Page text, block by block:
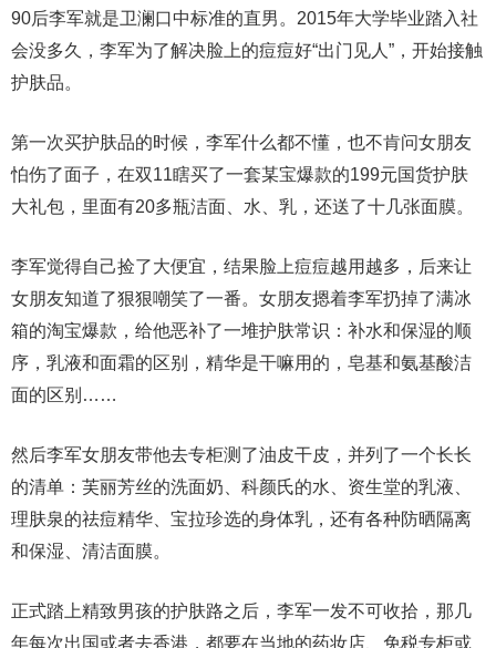
90后李军就是卫澜口中标准的直男。2015年大学毕业踏入社
会没多久，李军为了解决脸上的痘痘好“出门见人”，开始接触
护肤品。
第一次买护肤品的时候，李军什么都不懂，也不肯问女朋友
怕伤了面子，在双11瞎买了一套某宝爆款的199元国货护肤
大礼包，里面有20多瓶洁面、水、乳，还送了十几张面膜。
李军觉得自己捡了大便宜，结果脸上痘痘越用越多，后来让
女朋友知道了狠狠嘲笑了一番。女朋友摁着李军扔掉了满冰
箱的淘宝爆款，给他恶补了一堆护肤常识：补水和保湿的顺
序，乳液和面霜的区别，精华是干嘛用的，皂基和氨基酸洁
面的区别……
然后李军女朋友带他去专柜测了油皮干皮，并列了一个长长
的清单：芙丽芳丝的洗面奶、科颜氏的水、资生堂的乳液、
理肤泉的祛痘精华、宝拉珍选的身体乳，还有各种防晒隔离
和保湿、清洁面膜。
正式踏上精致男孩的护肤路之后，李军一发不可收拾，那几
年每次出国或者去香港，都要在当地的药妆店、免税专柜或